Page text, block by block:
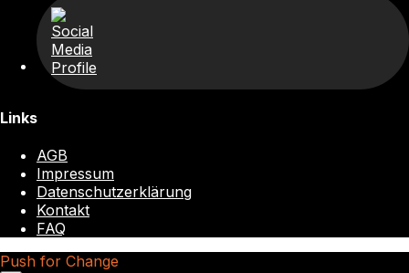
Links
AGB
Impressum
Datenschutzerklärung
Kontakt
FAQ
Push for Change